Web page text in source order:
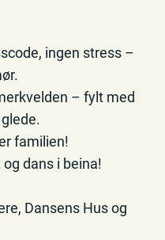
ingen stress –
– fylt med
familien!
dans i beina!
Dansens Hus og